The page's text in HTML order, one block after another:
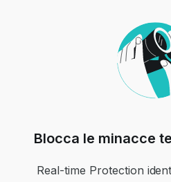
Blocca le minacce
Real-time Protection